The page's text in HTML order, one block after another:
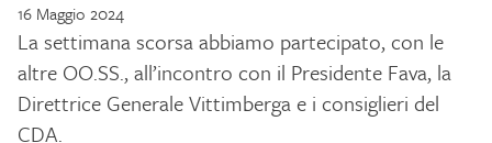
16 Maggio 2024
La settimana scorsa abbiamo partecipato, con le
altre OO.SS., all’incontro con il Presidente Fava, la
Direttrice Generale Vittimberga e i consiglieri del
CDA.